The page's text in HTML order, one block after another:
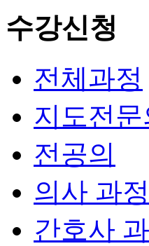
수강신청
전체과정
지도전문
전공의
의사 과정
간호사